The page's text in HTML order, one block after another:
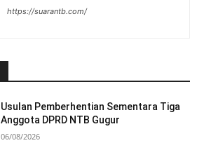
https://suarantb.com/
Usulan Pemberhentian Sementara Tiga
Anggota DPRD NTB Gugur
06/08/2026